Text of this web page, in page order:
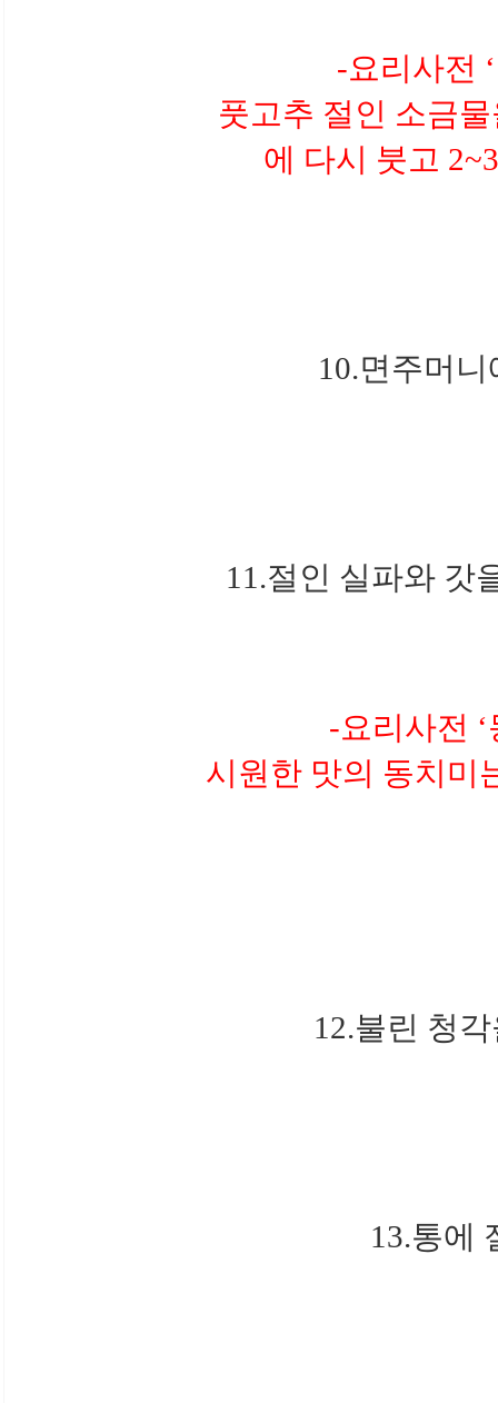
-요리사전
풋고추 절인 소금
에 다시 붓고
10.면주머
11.절인 실파와 갓
-요리사전
시원한 맛의 동치미
12.불린 청
13.통에